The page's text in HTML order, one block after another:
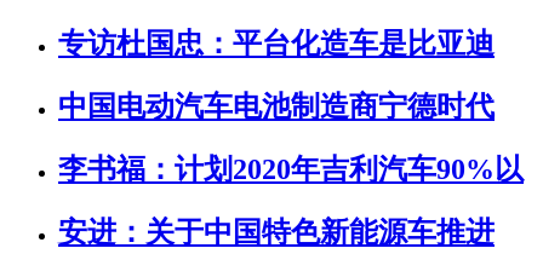
专访杜国忠：平台化造车是比亚迪
中国电动汽车电池制造商宁德时代
李书福：计划2020年吉利汽车90%以
安进：关于中国特色新能源车推进